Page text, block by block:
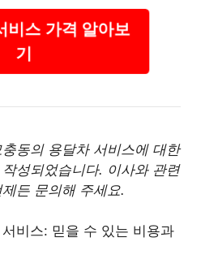
스 가격 알아보
기
동의 용달차 서비스에 대한
성되었습니다. 이사와 관련
든 문의해 주세요.
비스: 믿을 수 있는 비용과